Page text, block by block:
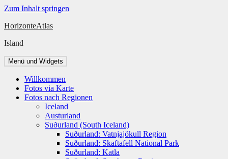
Zum Inhalt springen
HorizonteAtlas
Island
Menü und Widgets
Willkommen
Fotos via Karte
Fotos nach Regionen
Iceland
Austurland
Suðurland (South Iceland)
Suðurland: Vatnjajökull Region
Suðurland: Skaftafell National Park
Suðurland: Katla